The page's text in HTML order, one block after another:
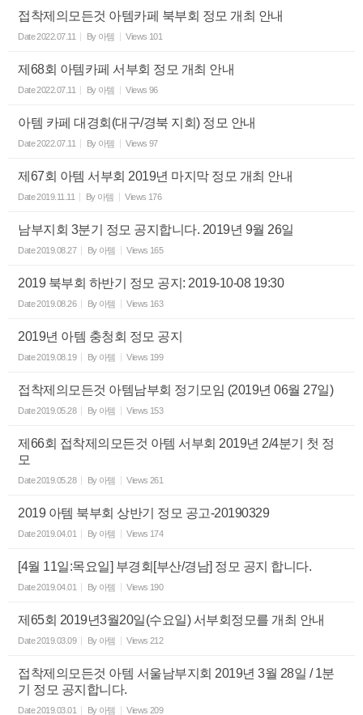
접착제의모든것 아템카페 북부회 정모 개최 안내
Date2022.07.11 By 아템 Views 101
제68회 아템카페 서부회 정모 개최 안내
Date2022.07.11 By 아템 Views 96
아템 카페 대경회(대구/경북 지회) 정모 안내
Date2022.07.11 By 아템 Views 97
제67회 아템 서부회 2019년 마지막 정모 개최 안내
Date2019.11.11 By 아템 Views 176
남부지회 3분기 정모 공지합니다. 2019년 9월 26일
Date2019.08.27 By 아템 Views 165
2019 북부회 하반기 정모 공지: 2019-10-08 19:30
Date2019.08.26 By 아템 Views 163
2019년 아템 충청회 정모 공지
Date2019.08.19 By 아템 Views 199
접착제의모든것 아템남부회 정기모임 (2019년 06월 27일)
Date2019.05.28 By 아템 Views 153
제66회 접착제의모든것 아템 서부회 2019년 2/4분기 첫 정
모
Date2019.05.28 By 아템 Views 261
2019 아템 북부회 상반기 정모 공고-20190329
Date2019.04.01 By 아템 Views 174
[4월 11일:목요일] 부경회[부산/경남] 정모 공지 합니다.
Date2019.04.01 By 아템 Views 190
제65회 2019년3월20일(수요일) 서부회정모를 개최 안내
Date2019.03.09 By 아템 Views 212
접착제의모든것 아템 서울남부지회 2019년 3월 28일 / 1분
기 정모 공지합니다.
Date2019.03.01 By 아템 Views 209